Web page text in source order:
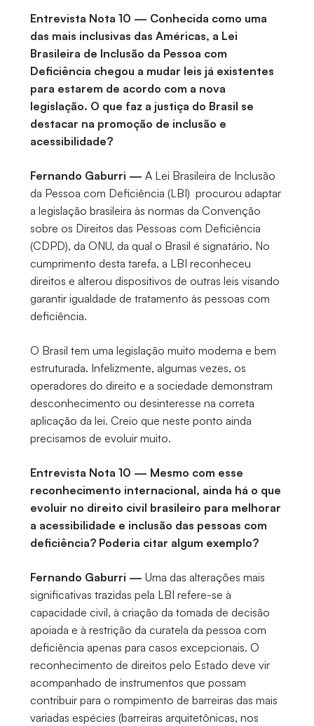
Entrevista Nota 10 — Conhecida como uma
das mais inclusivas das Américas, a Lei
Brasileira de Inclusão da Pessoa com
Deficiência chegou a mudar leis já existentes
para estarem de acordo com a nova
legislação. O que faz a justiça do Brasil se
destacar na promoção de inclusão e
acessibilidade?
Fernando Gaburri — A Lei Brasileira de Inclusão
da Pessoa com Deficiência (LBI) procurou adaptar
a legislação brasileira às normas da Convenção
sobre os Direitos das Pessoas com Deficiência
(CDPD), da ONU, da qual o Brasil é signatário. No
cumprimento desta tarefa, a LBI reconheceu
direitos e alterou dispositivos de outras leis visando
garantir igualdade de tratamento às pessoas com
deficiência.
O Brasil tem uma legislação muito moderna e bem
estruturada. Infelizmente, algumas vezes, os
operadores do direito e a sociedade demonstram
desconhecimento ou desinteresse na correta
aplicação da lei. Creio que neste ponto ainda
precisamos de evoluir muito.
Entrevista Nota 10 — Mesmo com esse
reconhecimento internacional, ainda há o que
evoluir no direito civil brasileiro para melhorar
a acessibilidade e inclusão das pessoas com
deficiência? Poderia citar algum exemplo?
Fernando Gaburri — Uma das alterações mais
significativas trazidas pela LBI refere-se à
capacidade civil, à criação da tomada de decisão
apoiada e à restrição da curatela da pessoa com
deficiência apenas para casos excepcionais. O
reconhecimento de direitos pelo Estado deve vir
acompanhado de instrumentos que possam
contribuir para o rompimento de barreiras das mais
variadas espécies (barreiras arquitetônicas, nos